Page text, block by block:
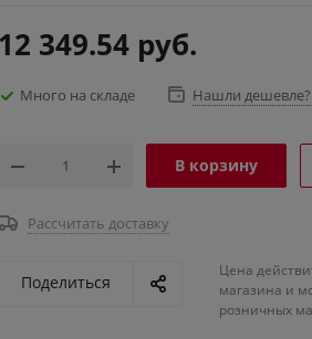
12 349.54 руб.
Много на складе Нашли дешевле?
В корзину
Рассчитать доставку
Поделиться
Цена
магазина и
розничных